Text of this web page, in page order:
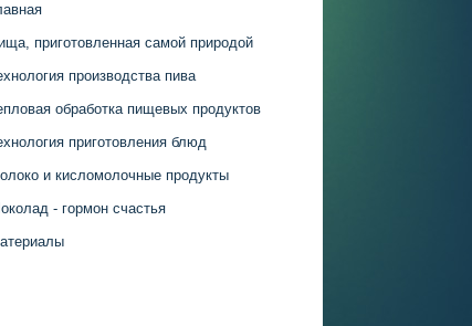
приготовленная самой природой
производства пива
обработка пищевых продуктов
приготовления блюд
и кисломолочные продукты
- гормон счастья